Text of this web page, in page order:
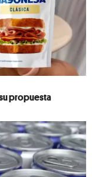
propuesta